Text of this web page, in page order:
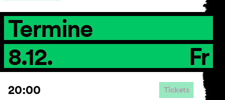
Termine
8.12.
Fr
20:00 Tickets